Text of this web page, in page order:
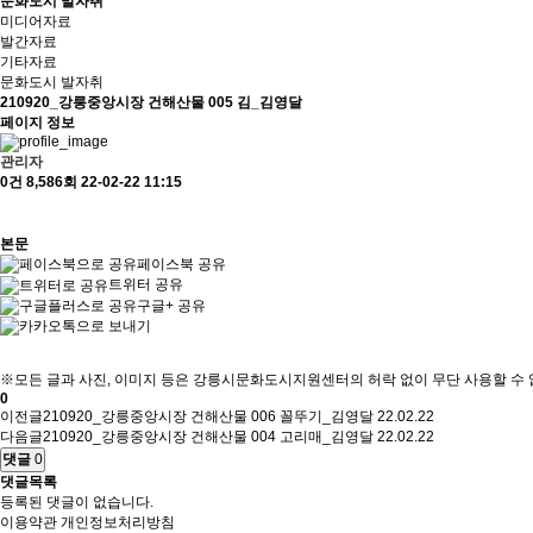
미디어자료
발간자료
기타자료
문화도시 발자취
210920_강릉중앙시장 건해산물 005 김_김영달
페이지 정보
관리자
0건 8,586회 22-02-22 11:15
본문
페이스북 공유
트위터 공유
구글+ 공유
※모든 글과 사진, 이미지 등은 강릉시문화도시지원센터의 허락 없이 무단 사용할 수
0
이전글210920_강릉중앙시장 건해산물 006 꼴뚜기_김영달 22.02.22
다음글210920_강릉중앙시장 건해산물 004 고리매_김영달 22.02.22
댓글 0
댓글목록
등록된 댓글이 없습니다.
이용약관 개인정보처리방침